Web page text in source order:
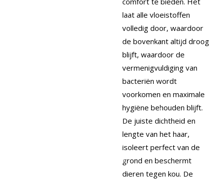
laat alle vloeistoffen
volledig door, waardoor
de bovenkant altijd droog
blijft, waardoor de
vermenigvuldiging van
bacteriën wordt
voorkomen en maximale
hygiëne behouden blijft.
De juiste dichtheid en
lengte van het haar,
isoleert perfect van de
grond en beschermt
dieren tegen kou. De